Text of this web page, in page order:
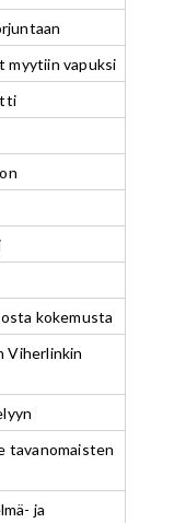
myytiin vapuksi
kokemusta
Viherlinkin
tavanomaisten
ja